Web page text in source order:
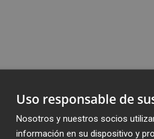
Uso responsable de
Nosotros y nuestros socios
información en su dispositivo y